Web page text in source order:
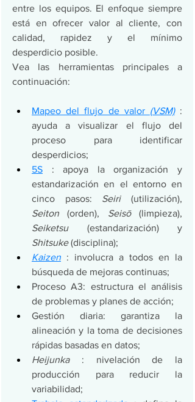
entre los equipos. El enfoque siempre
está en ofrecer valor al cliente, con
calidad, rapidez y el mínimo
desperdicio posible.
Vea las herramientas principales a
continuación:
Mapeo del flujo de valor (VSM) :
ayuda a visualizar el flujo del
proceso para identificar
desperdicios;
5S : apoya la organización y
estandarización en el entorno en
cinco pasos: Seiri
Seiton (orden), Seisō
Seiketsu
Shitsuke (disciplina);
Kaizen : involucra a todos en la
búsqueda de mejoras continuas;
Proceso A3: estructura el análisis
de problemas y planes de acción;
Gestión diaria: garantiza la
alineación y la toma de decisiones
rápidas basadas en datos;
Heijunka : nivelación de la
producción para reducir la
variabilidad;